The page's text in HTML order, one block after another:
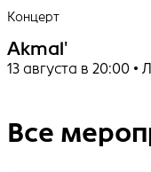
Концерт
Akmal'
13 августа в 20:00 •
Все